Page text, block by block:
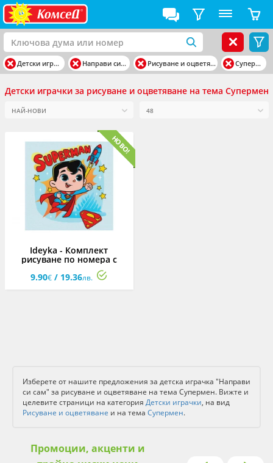
Детски играчки Направи си сам Рисуване и оцветяване Супермен
Детски играчки за рисуване и оцветяване на тема Супермен
Ideyka - Комплект
рисуване по номера с
акрилни бои върху платно
на подрамка: Супермен, 25
9.90€ / 19.36лв.
Изберете от нашите предложения за детска играчка "Направи
си сам" за рисуване и оцветяване на тема Супермен. Вижте и
целевите страници на категория Детски играчки, на вид
Рисуване и оцветяване и на тема Супермен.
Промоции, акценти и